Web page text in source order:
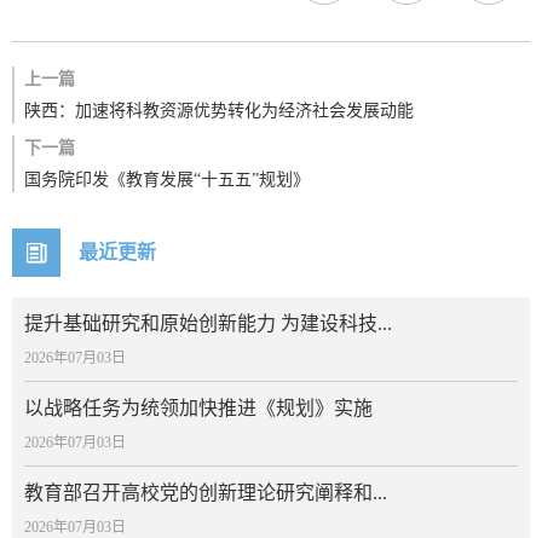
上一篇
陕西：加速将科教资源优势转化为经济社会发展动能
下一篇
国务院印发《教育发展“十五五”规划》
最近更新
提升基础研究和原始创新能力 为建设科技...
2026年07月03日
以战略任务为统领加快推进《规划》实施
2026年07月03日
教育部召开高校党的创新理论研究阐释和...
2026年07月03日